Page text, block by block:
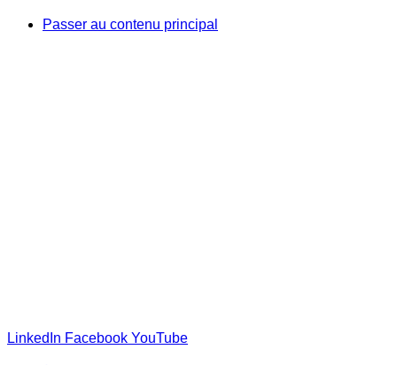
Passer au contenu principal
LinkedIn Facebook YouTube